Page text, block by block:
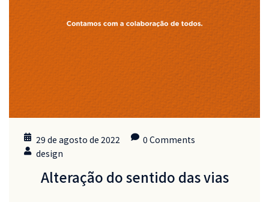
29 de agosto de 2022
0 Comments
design
Alteração do sentido das vias